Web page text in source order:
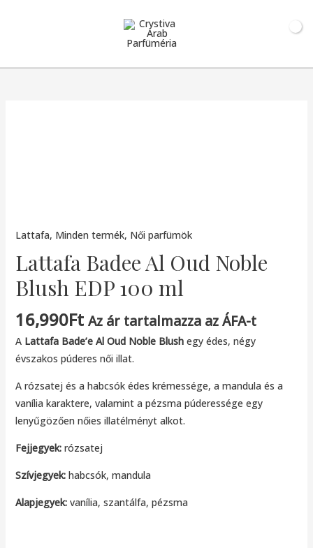
Lattafa, Minden termék, Női parfümök
Lattafa Badee Al Oud Noble
Blush EDP 100 ml
16,990Ft Az ár tartalmazza az ÁFA-t
ALattafa Bade’e Al Oud Noble Blush egy édes, négy
évszakos púderes női illat.
A rózsatej és a habcsók édes krémessége, a mandula és a
vanília karaktere, valamint a pézsma púderessége egy
lenyűgözően nőies illatélményt alkot.
Fejjegyek:rózsatej
Szívjegyek:habcsók, mandula
Alapjegyek:vanília, szantálfa, pézsma